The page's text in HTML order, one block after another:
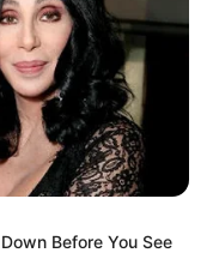
Hall, die
eingetragen
in Hohenlohe -
ist ein in
einer geplanten
von
Before You See